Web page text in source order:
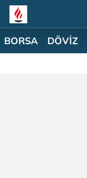
BORSA DÖVİZ